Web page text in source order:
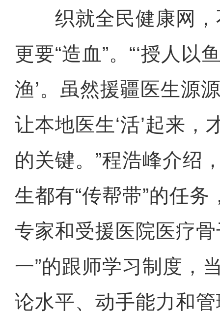
织就全民健康网，
更要“造血”。“‘授人以
渔’。虽然援疆医生源
让本地医生‘活’起来，
的关键。”程浩峰介绍
生都有“传帮带”的任
专家和受援医院医疗
一”的跟师学习制度，
论水平、动手能力和